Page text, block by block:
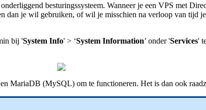
besturingssysteem. Wanneer je een VPS met
dan je wil gebruiken, of wil je misschien na verloop van tijd
bij 'System Info' > ‘System Information’ onder 'Services'
MariaDB (MySQL) om te functioneren. Het is dan ook